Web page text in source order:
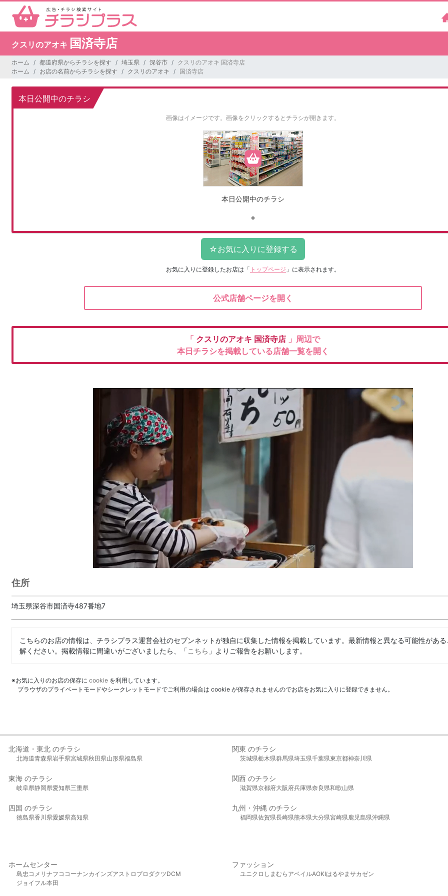
クスリのアオキ 国済寺店
ホーム 都道府県からチラシを探す 埼玉県 深谷市
クスリのアオキ 国済寺店
ホーム
お店の名前からチラシを探す クスリのアオキ 国済寺店
本日公開中のチラシ
画像はイメージです。 画像をクリックするとチラシが開きます。
本日公開中のチラシ
お気に入りに登録したお店は 「 トップページ 」に表示されます。
公式店舗ページを開く
「 クスリのアオキ 国済寺店 」周辺で
本日チラシを掲載している店舗一覧を開く
住所
埼玉県深谷市国済寺487番地7
こちらのお店の情報は、チラシプラス運営会社のセブンネットが独自に収集した情報を掲載しています。最新情報と異なる可能性があ
解ください。掲載情報に間違いがございましたら、「こちら 」よりご報告をお願いします。
※お気に入りのお店の保存に cookie を利用しています。
ブラウザのプライベートモードやシークレットモードでご利用の場合は cookie が保存されませんのでお店をお気に入りに登録できません。
北海道・東北 のチラシ
北海道青森県岩手県宮城県秋田県山形県福島県
関東 のチラシ
茨城県栃木県群馬県埼玉県千葉県東京都神奈川県
東海 のチラシ
岐阜県静岡県愛知県三重県
関西 のチラシ
滋賀県京都府大阪府兵庫県奈良県和歌山県
四国 のチラシ
徳島県香川県愛媛県高知県
九州・沖縄 のチラシ
福岡県佐賀県長崎県熊本県大分県宮崎県鹿児島県沖縄県
ホームセンター
島忠 コメリ ナフコ コーナンカインズアストロプロダクツDCM
ジョイフル本田
ファッション
ユニクロ しまむら アベイルAOKIはるやま サカゼン